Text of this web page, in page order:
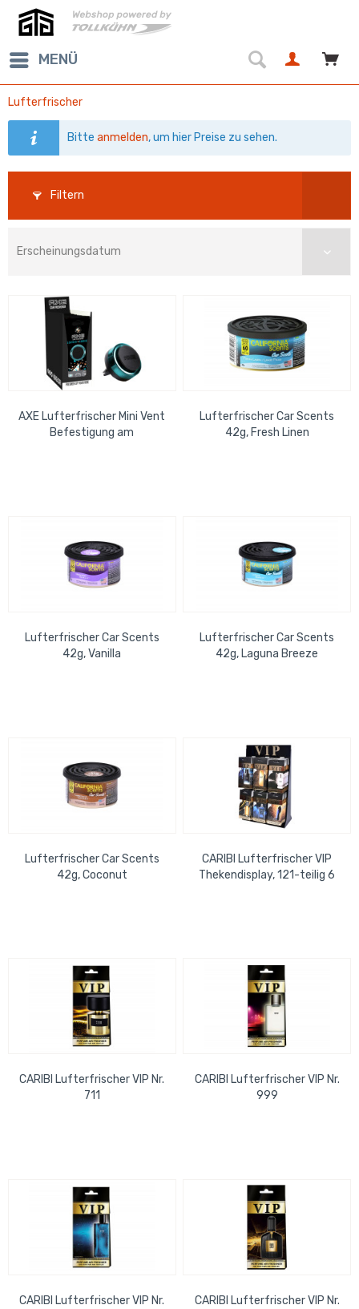
MENÜ
Lufterfrischer
Bitteanmelden, um hier Preise zu sehen.
Filtern
AXE Lufterfrischer Mini Vent
Befestigung am
Lufterfrischer Car Scents
42g, Fresh Linen
Lufterfrischer Car Scents
42g, Vanilla
Lufterfrischer Car Scents
42g, Laguna Breeze
Lufterfrischer Car Scents
42g, Coconut
CARIBI Lufterfrischer VIP
Thekendisplay, 121-teilig 6
CARIBI Lufterfrischer VIP Nr.
711
CARIBI Lufterfrischer VIP Nr.
999
CARIBI Lufterfrischer VIP Nr.
CARIBI Lufterfrischer VIP Nr.